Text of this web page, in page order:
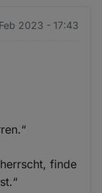
2023 - 17:43
finde